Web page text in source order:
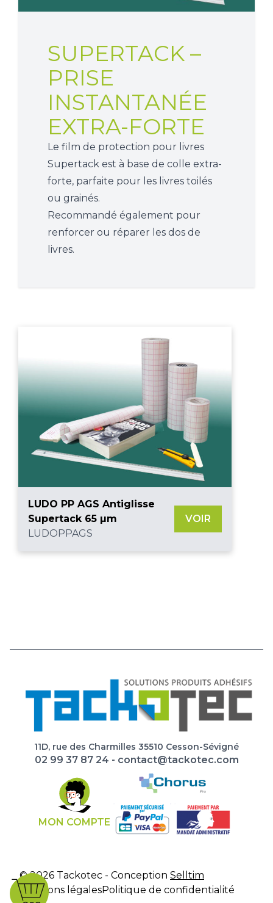
SUPERTACK –
PRISE
INSTANTANÉE
EXTRA-FORTE
Le film de protection pour livres
Supertack est à base de colle extra-
forte, parfaite pour les livres toilés
ou grainés.
Recommandé également pour
renforcer ou réparer les dos de
livres.
LUDO PP AGS Antiglisse
Supertack 65 µm
LUDOPPAGS
VOIR
11D, rue des Charmilles 35510 Cesson-Sévigné
02 99 37 87 24 - contact@tackotec.com
MON COMPTE
© 2026 Tackotec - Conception Selltim
Mentions légalesPolitique de confidentialité